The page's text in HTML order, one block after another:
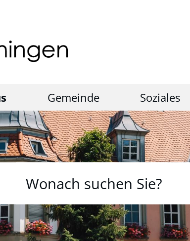
Gemeinde Soziales